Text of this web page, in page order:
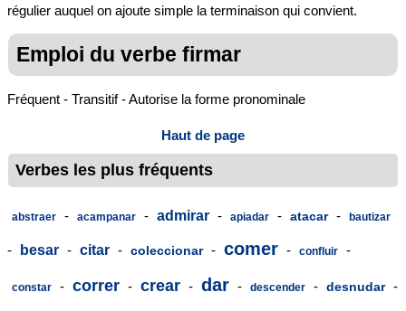
régulier auquel on ajoute simple la terminaison qui convient.
Emploi du verbe firmar
Fréquent - Transitif - Autorise la forme pronominale
Haut de page
Verbes les plus fréquents
abstraer - acampanar - admirar - apiadar - atacar - bautizar
- besar - citar - coleccionar - comer - confluir -
constar - correr - crear - dar - descender - desnudar -